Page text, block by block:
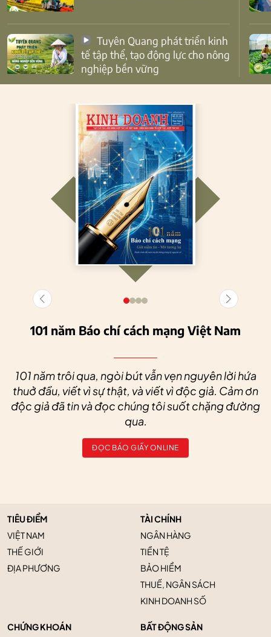
tế tập thể, tạo động lực cho nông
nghiệp bền vững
101 năm Báo chí cách mạng Việt Nam
101 năm trôi qua, ngòi bút vẫn vẹn nguyên lời hứa
thuở đầu, viết vì sự thật, và viết vì độc giả. Cảm ơn
độc giả đã tin và đọc chúng tôi suốt chặng đường
qua.
ĐỌC BÁO GIẤY ONLINE
TIÊU ĐIỂM
VIỆT NAM
THẾ GIỚI
ĐỊA PHƯƠNG
TÀI CHÍNH
NGÂN HÀNG
TIỀN TỆ
BẢO HIỂM
THUẾ, NGÂN SÁCH
KINH DOANH SỐ
CHỨNG KHOÁN
BẤT ĐỘNG SẢN